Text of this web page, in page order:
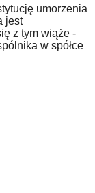
umorzenia
jest
z tym wiąże -
w spółce